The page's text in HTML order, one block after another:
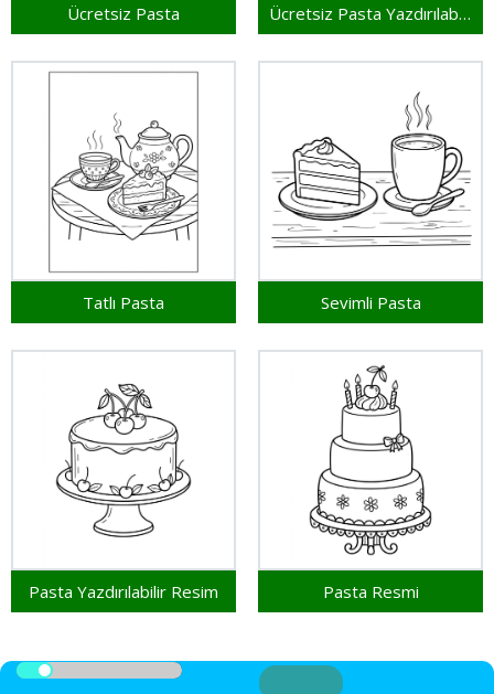
Ücretsiz Pasta Ücretsiz Pasta Yazdırılabilir
Tatlı Pasta Sevimli Pasta
Pasta Yazdırılabilir Resim Pasta Resmi